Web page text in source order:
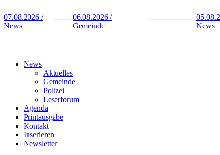
07.08.2026 /
News
06.08.2026 /
Gemeinde
News
News
Aktuelles
Gemeinde
Polizei
Leserforum
Agenda
Printausgabe
Kontakt
Inserieren
Newsletter